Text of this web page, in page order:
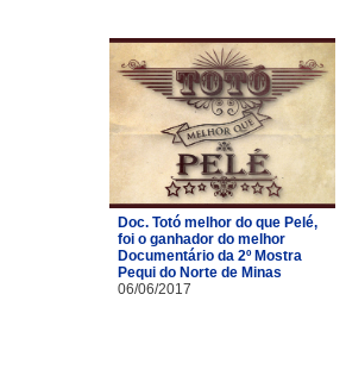
Doc. Totó melhor do que Pelé,
foi o ganhador do melhor
Documentário da 2º Mostra
Pequi do Norte de Minas
06/06/2017